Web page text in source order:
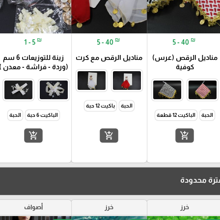
كل 100 حبة
5 - 40 ₪
مناديل الرقص (عرس)
كوفية
الحبة الباكيت 12 قطعة
add_shopping_cart
5 - 40 ₪
مناديل الرقص مع كرت
الحبة باكيت 12 حبة
add_shopping_cart
1 - 5 ₪
زينة للتوزيعات 6 سم
(وردة - فراشة - معدن )
الباكيت 6 حبة الحبة
add_shopping_cart
محدودة
خرز خرز أصواف